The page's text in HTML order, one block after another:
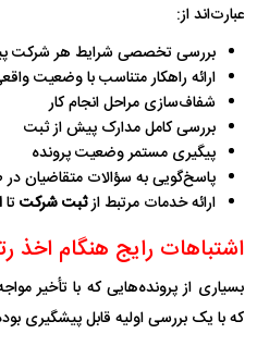
عبارت‌اند از:
بررسی تخصصی شرایط هر شرکت
ارائه راهکار متناسب با وضعیت
شفاف‌سازی مراحل انجام کار
بررسی کامل مدارک پیش از ثبت
پیگیری مستمر وضعیت پرونده
پاسخ‌گویی به سؤالات متقاضیان در
ارائه خدمات مرتبط ازثبت شرکتتا
اشتباهات رایج هنگام اخذ
بسیاری از پرونده‌هایی که با تأخیر
که با یک بررسی اولیه قابل پیشگیری